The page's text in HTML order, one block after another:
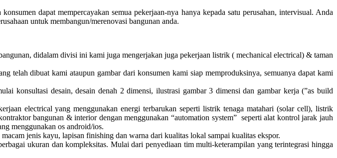
dapat mempercayakan semua pekerjaan-nya hanya kepada satu perusahan, intervisual. Anda
untuk membangun/merenovasi bangunan anda.
didalam divisi ini kami juga mengerjakan juga pekerjaan listrik ( mechanical electrical) & taman
telah dibuat kami ataupun gambar dari konsumen kami siap memproduksinya, semuanya dapat kami
konsultasi desain, desain denah 2 dimensi, ilustrasi gambar 3 dimensi dan gambar kerja (”as build
electrical yang menggunakan energi terbarukan seperti listrik tenaga matahari (solar cell), listrik
bangunan & interior dengan menggunakan “automation system” seperti alat kontrol jarak jauh
menggunakan os android/ios.
jenis kayu, lapisan finishing dan warna dari kualitas lokal sampai kualitas ekspor.
ukuran dan kompleksitas. Mulai dari penyediaan tim multi-keterampilan yang terintegrasi hingga